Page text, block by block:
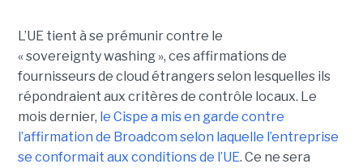
L’UE tient à se prémunir contre le
« sovereignty washing », ces affirmations de
fournisseurs de cloud étrangers selon lesquelles ils
répondraient aux critères de contrôle locaux. Le
mois dernier, le Cispe a mis en garde contre
l’affirmation de Broadcom selon laquelle l’entreprise
se conformait aux conditions de l’UE. Ce ne sera